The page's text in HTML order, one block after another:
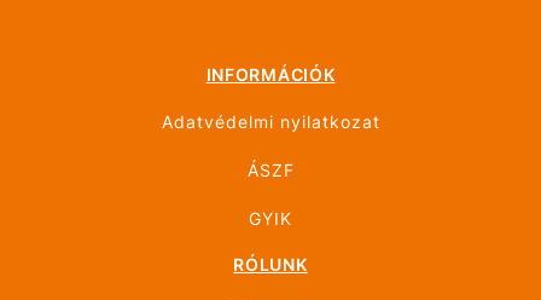
INFORMÁCIÓK
Adatvédelmi nyilatkozat
ÁSZF
GYIK
RÓLUNK